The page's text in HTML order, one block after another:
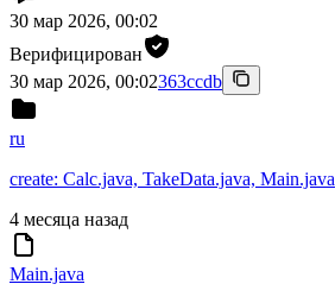
30 мар 2026, 00:02
Верифицирован
30 мар 2026, 00:02363ccdb
ru
create: Calc.java, TakeData.java, Main.java
4 месяца назад
Main.java